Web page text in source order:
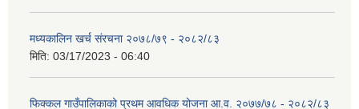
मध्यकालिन खर्च संरचना २०७८/७९ - २०८२/८३
मिति: 03/17/2023 - 06:40
फिक्कल गाउँपालिकाको प्रथम आवधिक योजना आ.व. २०७७/७८ - २०८२/८३